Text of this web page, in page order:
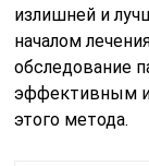
излишней и
началом
обследование
эффективным и
этого метода.